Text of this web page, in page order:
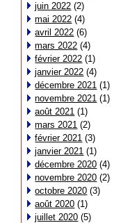
juin 2022 (2)
mai 2022 (4)
avril 2022 (6)
mars 2022 (4)
février 2022 (1)
janvier 2022 (4)
décembre 2021 (1)
novembre 2021 (1)
août 2021 (1)
mars 2021 (2)
février 2021 (3)
janvier 2021 (1)
décembre 2020 (4)
novembre 2020 (2)
octobre 2020 (3)
août 2020 (1)
juillet 2020 (5)